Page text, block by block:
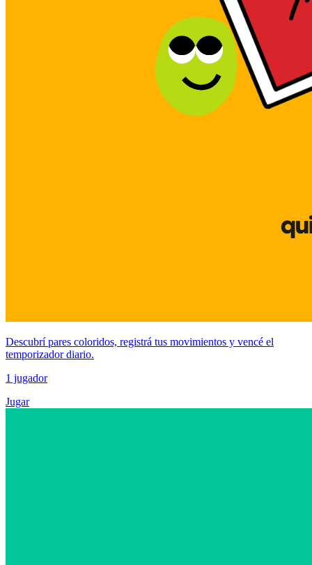
Descubrí pares coloridos, registrá tus movimientos y vencé el
temporizador diario.
1 jugador
Jugar